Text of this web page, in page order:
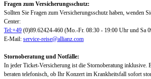
Fragen zum Versicherungsschutz:
Sollten Sie Fragen zum Versicherungsschutz haben, wenden
Center:
Tel:+49 (0)89.62424-460 (Mo.-Fr. 08:30 - 19:00 Uhr und Sa
E-Mail: service-reise@allianz.com
Stornoberatung und Notfälle:
In jeder Ticket-Versicherung ist die Stornoberatung inklusive.
beraten telefonisch, ob Ihr Konzert im Krankheitsfall sofort